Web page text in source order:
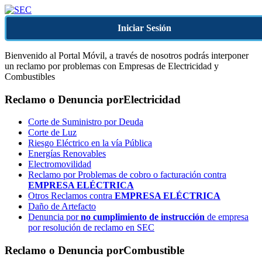
Iniciar Sesión
Bienvenido al Portal Móvil, a través de nosotros podrás interponer
un reclamo por problemas con Empresas de Electricidad y
Combustibles
Reclamo o Denuncia porElectricidad
Corte de Suministro por Deuda
Corte de Luz
Riesgo Eléctrico en la vía Pública
Energías Renovables
Electromovilidad
Reclamo por Problemas de cobro o facturación contra
EMPRESA ELÉCTRICA
Otros Reclamos contra EMPRESA ELÉCTRICA
Daño de Artefacto
Denuncia porno cumplimiento de instrucción de empresa
por resolución de reclamo en SEC
Reclamo o Denuncia porCombustible